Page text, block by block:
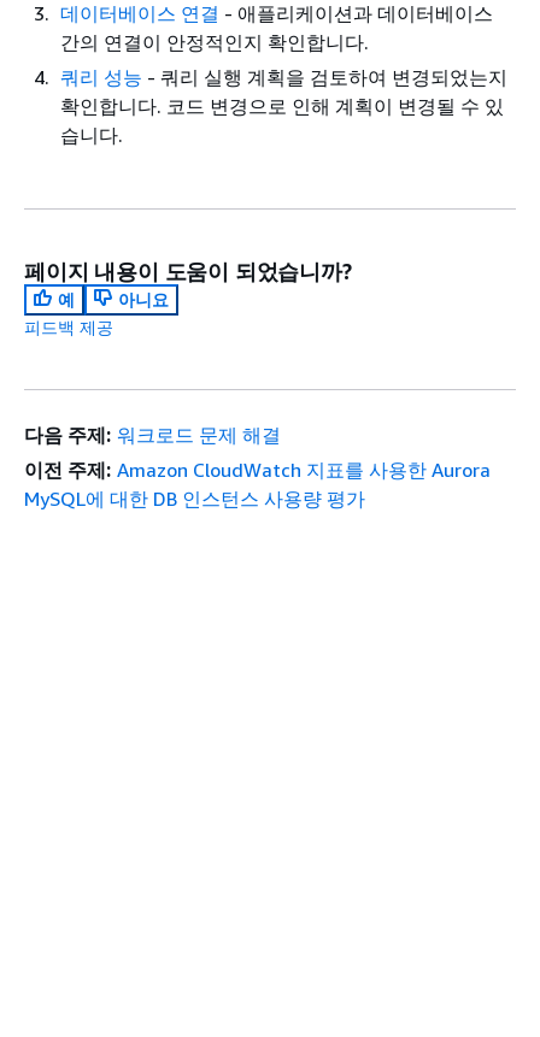
데이터베이스 연결 - 애플리케이션과 데이터베이스
간의 연결이 안정적인지 확인합니다.
쿼리 성능 - 쿼리 실행 계획을 검토하여 변경되었는지
확인합니다. 코드 변경으로 인해 계획이 변경될 수 있
습니다.
페이지 내용이 도움이 되었습니까?
예
아니요
피드백 제공
다음 주제: 워크로드 문제 해결
이전 주제: Amazon CloudWatch 지표를 사용한 Aurora
MySQL에 대한 DB 인스턴스 사용량 평가